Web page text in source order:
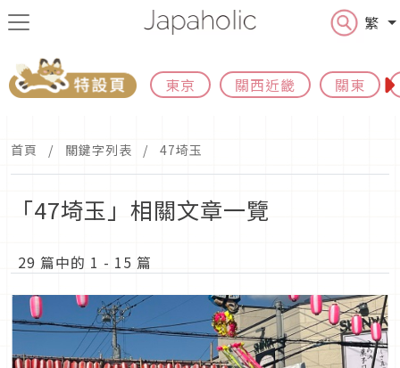
繁
東京 關西近畿 關東
首頁 關鍵字列表 47埼玉
「47埼玉」相關文章一覽
29 篇中的 1 - 15 篇